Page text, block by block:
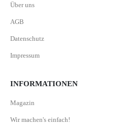
Über uns
AGB
Datenschutz
Impressum
INFORMATIONEN
Magazin
Wir machen's einfach!